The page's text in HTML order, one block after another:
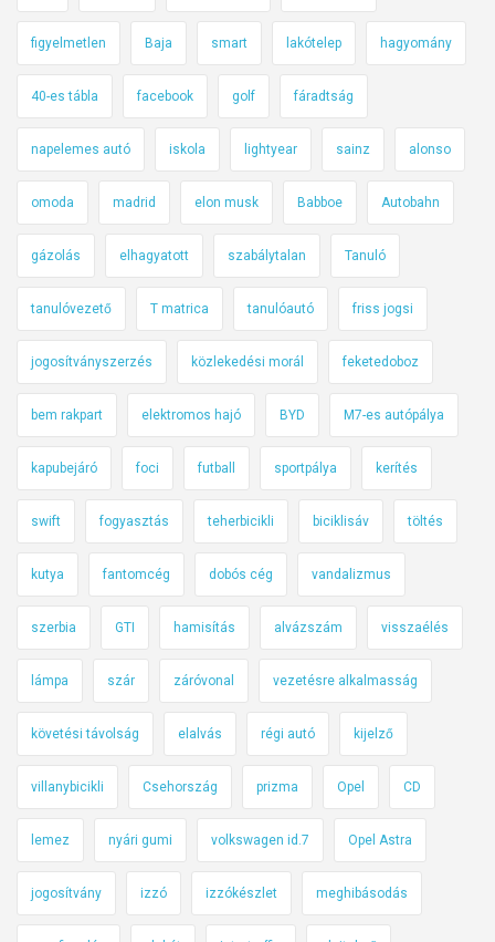
figyelmetlen Baja smart lakótelep hagyomány
40-es tábla facebook golf fáradtság
napelemes autó iskola lightyear sainz alonso
omoda madrid elon musk Babboe Autobahn
gázolás elhagyatott szabálytalan Tanuló
tanulóvezető T matrica tanulóautó friss jogsi
jogosítványszerzés közlekedési morál feketedoboz
bem rakpart elektromos hajó BYD M7-es autópálya
kapubejáró foci futball sportpálya kerítés
swift fogyasztás teherbicikli biciklisáv töltés
kutya fantomcég dobós cég vandalizmus
szerbia GTI hamisítás alvázszám visszaélés
lámpa szár záróvonal vezetésre alkalmasság
követési távolság elalvás régi autó kijelző
villanybicikli Csehország prizma Opel CD
lemez nyári gumi volkswagen id.7 Opel Astra
jogosítvány izzó izzókészlet meghibásodás